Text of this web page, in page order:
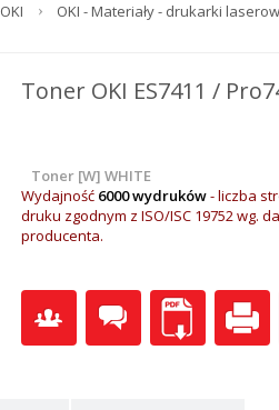
OKI OKI - Materiały - drukarki
Toner OKI ES7411 /
Toner [W] WHITE
Wydajność 6000 wydruków- liczba
druku zgodnym z ISO/ISC 19752 wg.
producenta.